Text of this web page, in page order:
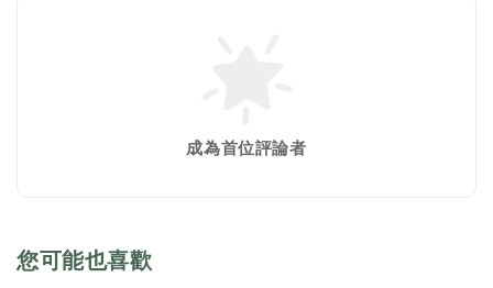
成為首位評論者
您可能也喜歡